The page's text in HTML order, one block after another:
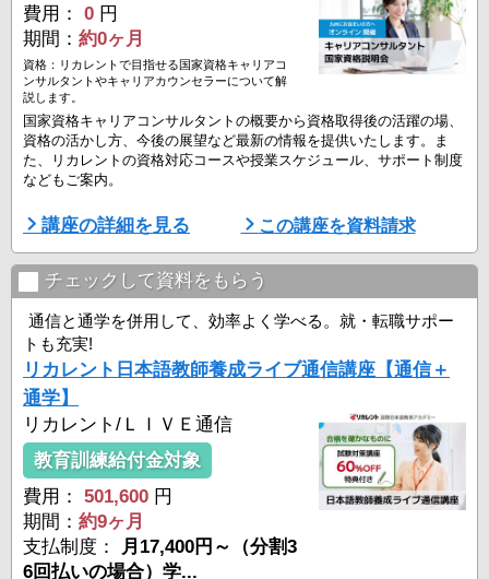
費用：
0 円
期間： 約0ヶ月
資格：リカレントで目指せる国家資格キャリアコ
ンサルタントやキャリアカウンセラーについて解
説します。
国家資格キャリアコンサルタントの概要から資格取得後の活躍の場、
資格の活かし方、今後の展望など最新の情報を提供いたします。ま
た、リカレントの資格対応コースや授業スケジュール、サポート制度
などもご案内。
■資格説明会開催日
▼リカレント福岡教室
8月8日（土）13:30-16:00
8月23日（日）13:30-16:00
▼オンライン開催
8月9日（日）16:30-18:30
8月11日（火）16:30-18:30
8月15日（土）16:30-18:30
8月19日（水）13:30-15: ...
講座の詳細を見る この講座を資料請求
チェックして資料をもらう
通信と通学を併用して、効率よく学べる。就・転職サポー
トも充実!
リカレント日本語教師養成ライブ通信講座【通信＋
通学】
リカレント/ＬＩＶＥ通信
教育訓練給付金対象
費用：
501,600 円
期間： 約9ヶ月
支払制度：
月17,400円～（分割3
6回払いの場合）学...